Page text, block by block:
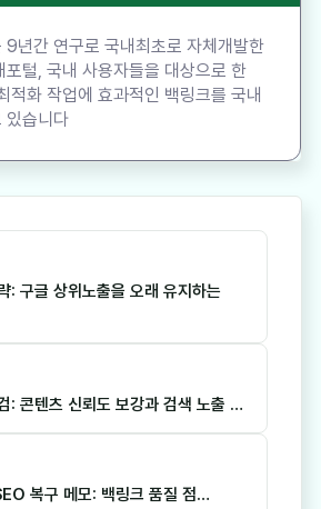
9년간 연구로 국내최초로 자체개발한
포털, 국내 사용자들을 대상으로 한
적화 작업에 효과적인 백링크를 국내
있습니다
: 구글 상위노출을 오래 유지하는
: 콘텐츠 신뢰도 보강과 검색 노출 …
복구 메모: 백링크 품질 점…